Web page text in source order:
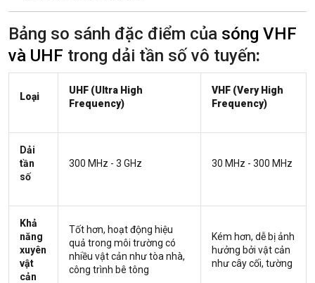
Bảng so sánh đặc điểm của sóng VHF
và UHF trong dải tần số vô tuyến:
Loại
UHF (Ultra High
Frequency)
VHF (Very High
Frequency)
Dải
tần
số
300 MHz - 3 GHz 30 MHz - 300 MHz
Khả
năng
xuyên
vật
cản
Tốt hơn, hoạt động hiệu
quả trong môi trường có
nhiều vật cản như tòa nhà,
công trình bê tông
Kém hơn, dễ bị ảnh
hưởng bởi vật cản
như cây cối, tường